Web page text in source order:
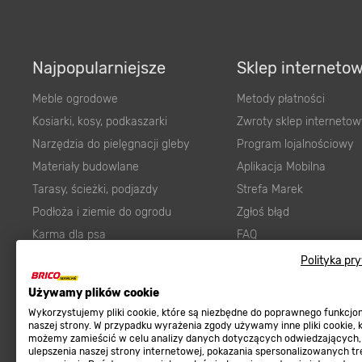
Polityka
Używamy plików cookie
Wykorzystujemy pliki cookie, które są niezbędne do poprawnego
naszej strony. W przypadku wyrażenia zgody używamy inne pliki cookie,
możemy zamieścić w celu analizy danych dotyczących odwiedzających,
ulepszenia naszej strony internetowej, pokazania spersonalizowanych
Najpopularniejsze
Meble ogrodowe
Kosiarki, kosy, podkaszarki
Narzędzia do pielęgnacji gleby
Materiały budowlane
Tarasy, ścieżki, podjazdy
Podłoża i ziemie do ogrodu
Karma dla psa
Farby wewnętrzne białe
Elektryka
Panele
Elektronarzędzia
Sklep
Metody płatności
Zwroty sklep
Program lojalnościowy
Aplikacja Mobilna
Strefa Marek
Zgłoś błąd
FAQ
Prawny obowiązek
Regulaminy